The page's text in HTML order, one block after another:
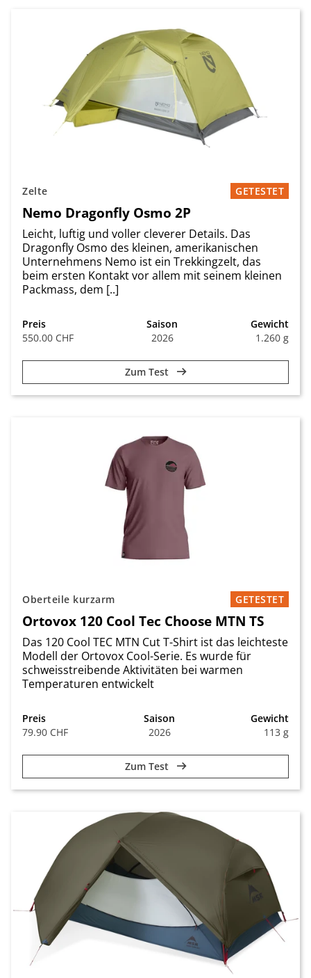
Zelte GETESTET
Nemo Dragonfly Osmo 2P
Leicht, luftig und voller cleverer Details. Das
Dragonfly Osmo des kleinen, amerikanischen
Unternehmens Nemo ist ein Trekkingzelt, das
beim ersten Kontakt vor allem mit seinem kleinen
Packmass, dem [..]
Preis
550.00 CHF
Saison
2026
Gewicht
1.260 g
Zum Test
Oberteile kurzarm GETESTET
Ortovox 120 Cool Tec Choose MTN TS
Das 120 Cool TEC MTN Cut T-Shirt ist das leichteste
Modell der Ortovox Cool-Serie. Es wurde für
schweisstreibende Aktivitäten bei warmen
Temperaturen entwickelt
Preis
79.90 CHF
Saison
2026
Gewicht
113 g
Zum Test